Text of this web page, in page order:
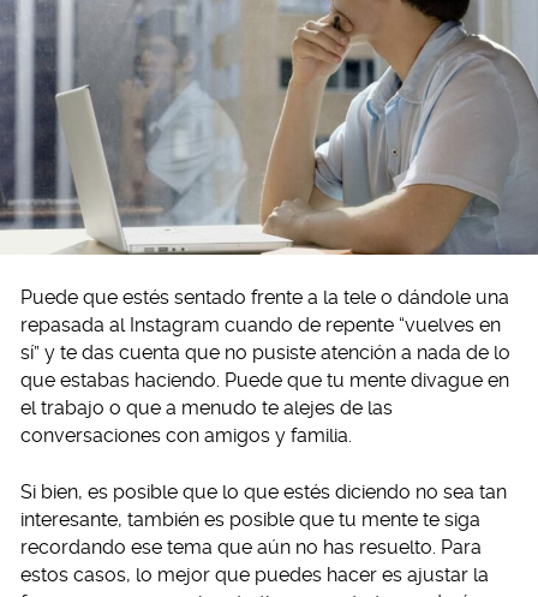
Puede que estés sentado frente a la tele o dándole una
repasada al Instagram cuando de repente “vuelves en
sí” y te das cuenta que no pusiste atención a nada de lo
que estabas haciendo. Puede que tu mente divague en
el trabajo o que a menudo te alejes de las
conversaciones con amigos y familia.
Si bien, es posible que lo que estés diciendo no sea tan
interesante, también es posible que tu mente te siga
recordando ese tema que aún no has resuelto. Para
estos casos, lo mejor que puedes hacer es ajustar la